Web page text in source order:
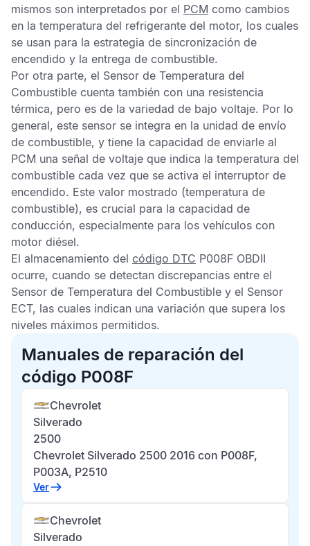
mismos son interpretados por el PCM como cambios
en la temperatura del refrigerante del motor, los cuales
se usan para la estrategia de sincronización de
encendido y la entrega de combustible.
Por otra parte, el Sensor de Temperatura del
Combustible cuenta también con una resistencia
térmica, pero es de la variedad de bajo voltaje. Por lo
general, este sensor se integra en la unidad de envío
de combustible, y tiene la capacidad de enviarle al
PCM una señal de voltaje que indica la temperatura del
combustible cada vez que se activa el interruptor de
encendido. Este valor mostrado (temperatura de
combustible), es crucial para la capacidad de
conducción, especialmente para los vehículos con
motor diésel.
El almacenamiento del código DTC P008F OBDII
ocurre, cuando se detectan discrepancias entre el
Sensor de Temperatura del Combustible y el Sensor
ECT, las cuales indican una variación que supera los
niveles máximos permitidos.
Manuales de reparación del
código P008F
Chevrolet
Silverado
2500
Chevrolet Silverado 2500 2016 con P008F,
P003A, P2510
Ver
Chevrolet
Silverado